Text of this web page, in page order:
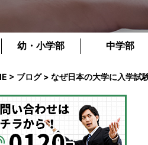
幼・小学部 中学部
> ブログ> なぜ日本の大学に入学試